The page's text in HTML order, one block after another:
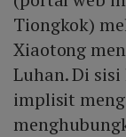
Tiongkok)
Xiaotong
Luhan. Di
implisit